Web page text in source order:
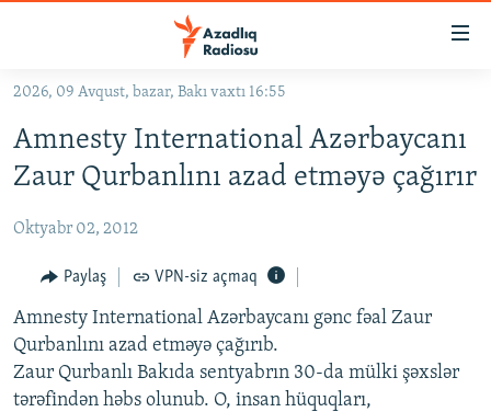
Əsas
qayıt
Əsas
naviqasiyaya
qayıt
KORRUPSIOMETR
#ƏSLINDƏ
FƏRQƏ BAX
QANUNI DOĞRU
ARAŞDIRMA
MULTIMEDIA
2026, 09 Avqust, bazar, Bakı vaxtı 16:55
Amnesty International Azərbaycanı
Zaur Qurbanlını azad etməyə çağırır
Oktyabr 02, 2012
Paylaş VPN-siz açmaq
Amnesty International Azərbaycanı gənc fəal Zaur
Qurbanlını azad etməyə çağırıb.
Zaur Qurbanlı Bakıda sentyabrın 30-da mülki şəxslər
tərəfindən həbs olunub. O, insan hüquqları,